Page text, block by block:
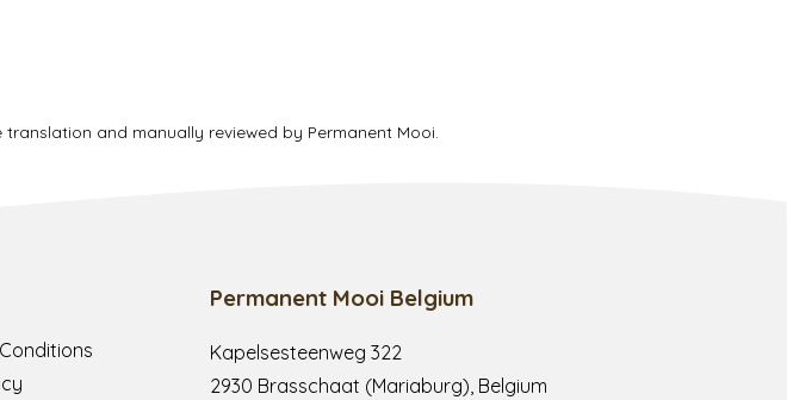
and manually reviewed by Permanent Mooi.
Permanent Mooi Belgium
Kapelsesteenweg 322
2930 Brasschaat (Mariaburg), Belgium